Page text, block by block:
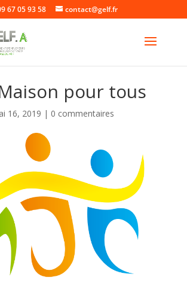
67 05 93 58 contact@gelf.fr
Maison pour tous
16, 2019 | 0 commentaires